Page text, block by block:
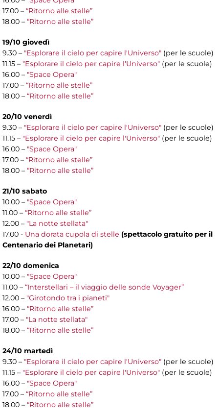
17.00 – “Ritorno alle stelle”
18.00 – “Ritorno alle stelle”
19/10 giovedì
9.30 – "Esplorare il cielo per capire l'Universo" (per le scuole)
11.15 – "Esplorare il cielo per capire l'Universo" (per le scuole)
16.00 – "Space Opera"
17.00 – “Ritorno alle stelle”
18.00 – “Ritorno alle stelle”
20/10 venerdì
9.30 – "Esplorare il cielo per capire l'Universo" (per le scuole)
11.15 – "Esplorare il cielo per capire l'Universo" (per le scuole)
16.00 – "Space Opera"
17.00 – “Ritorno alle stelle”
18.00 – “Ritorno alle stelle”
21/10 sabato
10.00 – "Space Opera"
11.00 – “Ritorno alle stelle”
12.00 – "La notte stellata"
17.00 - Una dorata cupola di stelle (spettacolo gratuito per il
Centenario dei Planetari)
22/10 domenica
10.00 – "Space Opera"
11.00 – “Interstellari – il viaggio delle sonde Voyager”
12.00 – "Girotondo tra i pianeti"
16.00 – “Ritorno alle stelle”
17.00 – "La notte stellata"
18.00 – “Ritorno alle stelle”
24/10 martedì
9.30 – "Esplorare il cielo per capire l'Universo" (per le scuole)
11.15 – "Esplorare il cielo per capire l'Universo" (per le scuole)
16.00 – "Space Opera"
17.00 – “Ritorno alle stelle”
18.00 – “Ritorno alle stelle”